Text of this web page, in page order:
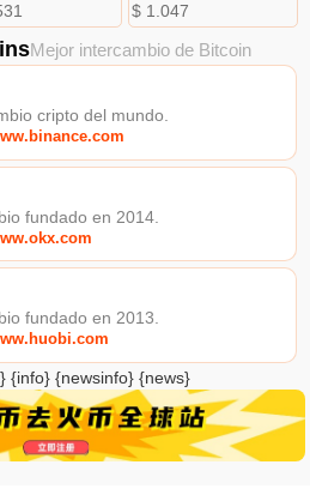
$ 1.047
Mejor intercambio de Bitcoin
cripto del mundo.
fundado en 2014.
fundado en 2013.
{info} {newsinfo} {news}